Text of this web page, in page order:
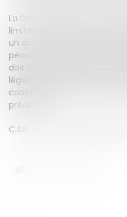
La Cour répond par la
limite, limitant les pouvoirs
un accroissement du risque
pénales. Toutefois, la Cour
doit être encadrée : elle
législateur devant dans ce
concernées) et faire l’objet
préalable.
CJUE, 4 octobre 2024,